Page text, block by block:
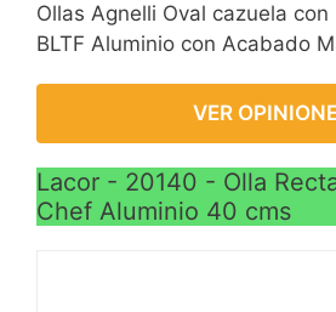
Ollas Agnelli Oval cazuela con
BLTF Aluminio con Acabado
VER
Lacor - 20140 - Olla
Chef Aluminio 40 cms